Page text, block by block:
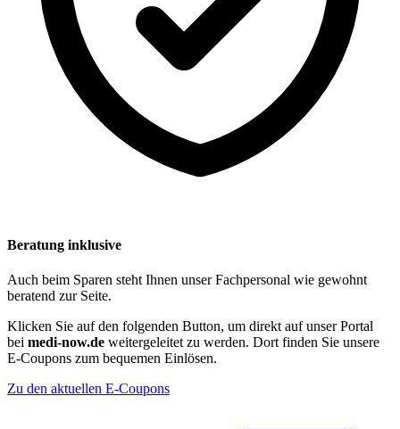
Beratung inklusive
Auch beim Sparen steht Ihnen unser Fachpersonal wie gewohnt
beratend zur Seite.
Klicken Sie auf den folgenden Button, um direkt auf unser Portal
bei medi-now.de weitergeleitet zu werden. Dort finden Sie unsere
E-Coupons zum bequemen Einlösen.
Zu den aktuellen E-Coupons